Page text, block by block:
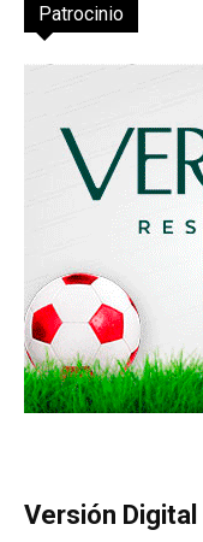
Patrocinio
Versión Digital